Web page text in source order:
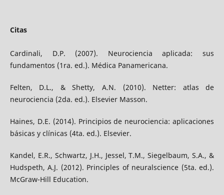
Citas
Cardinali, D.P. (2007). Neurociencia aplicada: sus
fundamentos (1ra. ed.). Médica Panamericana.
Felten, D.L., & Shetty, A.N. (2010). Netter: atlas de
neurociencia (2da. ed.). Elsevier Masson.
Haines, D.E. (2014). Principios de neurociencia: aplicaciones
básicas y clínicas (4ta. ed.). Elsevier.
Kandel, E.R., Schwartz, J.H., Jessel, T.M., Siegelbaum, S.A., &
Hudspeth, A.J. (2012). Principles of neuralscience (5ta. ed.).
McGraw-Hill Education.